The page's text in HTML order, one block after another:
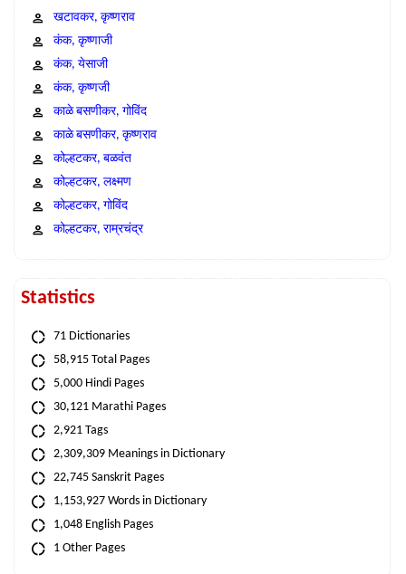
खटावकर, कृष्णराव
कंक, कृष्णाजी
कंक, येसाजी
कंक, कृष्णजी
काळे बसणीकर, गोविंद
काळे बसणीकर, कृष्णराव
कोल्हटकर, बळवंत
कोल्हटकर, लक्ष्मण
कोल्हटकर, गोविंद
कोल्हटकर, राम्रचंद्र
Statistics
71 Dictionaries
58,915 Total Pages
5,000 Hindi Pages
30,121 Marathi Pages
2,921 Tags
2,309,309 Meanings in Dictionary
22,745 Sanskrit Pages
1,153,927 Words in Dictionary
1,048 English Pages
1 Other Pages